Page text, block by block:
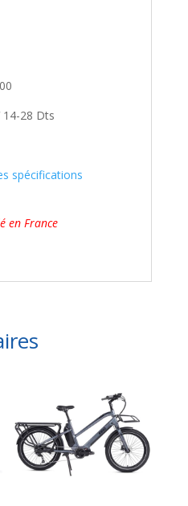
14-28 Dts
spécifications
en France